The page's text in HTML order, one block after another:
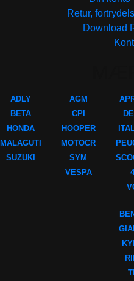
Retur,
Download
ADLY
BETA
HONDA
MALAGUTI
SUZUKI
AGM
CPI
HOOPER
MOTOCR
SYM
VESPA